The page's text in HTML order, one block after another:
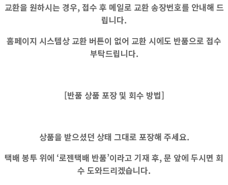
교환을 원하시는 경우, 접수 후 메일로 교환 송장번호를 안내해 드
립니다.
홈페이지 시스템상 교환 버튼이 없어 교환 시에도 반품으로 접수
부탁드립니다.
[반품 상품 포장 및 회수 방법]
상품을 받으셨던 상태 그대로 포장해 주세요.
택배 봉투 위에 ‘로젠택배 반품’이라고 기재 후, 문 앞에 두시면 회
수 도와드리겠습니다.